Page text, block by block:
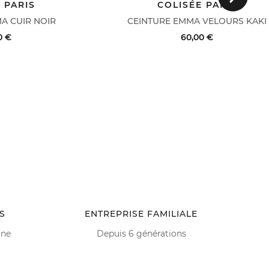
CUIR NOIR
PARIS
€
CEINTURE EMMA VELOURS KAKI
COLISÉE PARIS
60,00 €
ENTREPRISE FAMILIALE
Depuis 6 générations